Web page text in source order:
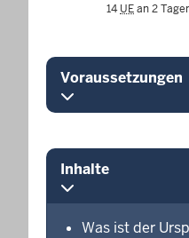
14UEan 2
Voraussetzungen
Inhalte
Was ist der